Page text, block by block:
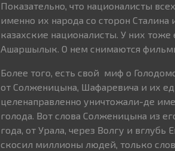
Показательно, что националисты
именно их народа со сторон
казахские националисты. У них
Ашаршылык. О нем снимаются
Более того, есть свой миф о
от Солженицына, Шафаревича и их
целенаправленно уничтожали-де
голода. Вот слова Солженицына из
года, от Урала, через Волгу и
скосил миллионы людей, только